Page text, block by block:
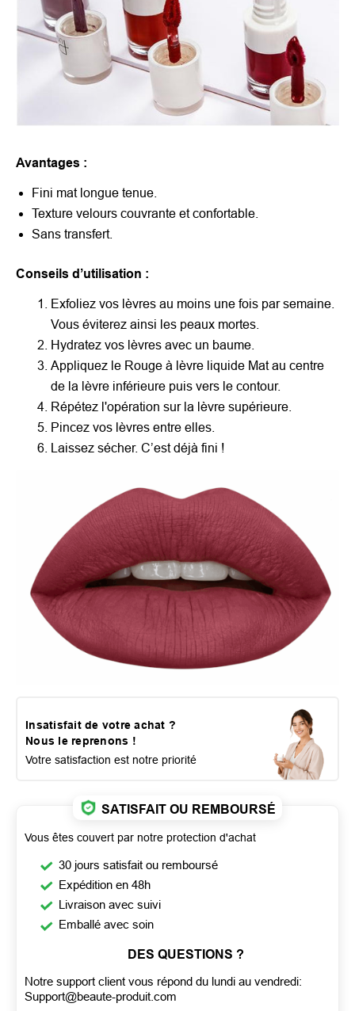
Avantages :
Fini mat longue tenue.
Texture velours couvrante et confortable.
Sans transfert.
Conseils d’utilisation :
Exfoliez vos lèvres au moins une fois par semaine.
Vous éviterez ainsi les peaux mortes.
Hydratez vos lèvres avec un baume.
Appliquez le Rouge à lèvre liquide Mat au centre
de la lèvre inférieure puis vers le contour.
Répétez l'opération sur la lèvre supérieure.
Pincez vos lèvres entre elles.
Laissez sécher. C’est déjà fini !
Insatisfait de votre achat ?
Nous le reprenons !
Votre satisfaction est notre priorité
SATISFAIT OU REMBOURSÉ
Vous êtes couvert par notre protection d'achat
30 jours satisfait ou remboursé
Expédition en 48h
Livraison avec suivi
Emballé avec soin
DES QUESTIONS ?
Notre support client vous répond du lundi au vendredi:
Support@beaute-produit.com